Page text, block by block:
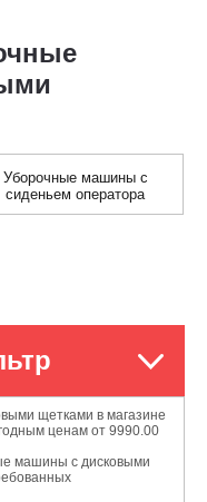
Уборочные машины с
сиденьем оператора
щетками в магазине
ценам от 9990.00
машины с дисковыми